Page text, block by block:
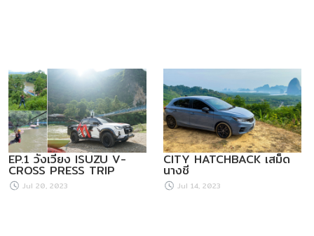
EP.1 วังเวียง ISUZU V-
CROSS PRESS TRIP
Jul 20, 2023
CITY HATCHBACK เสม็ด
นางชี
Jul 14, 2023